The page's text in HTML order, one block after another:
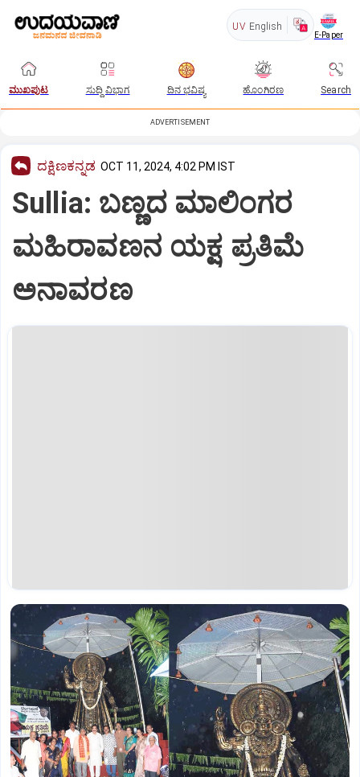
UV English
E-Paper
ಮುಖಪುಟ ಸುದ್ದಿ ವಿಭಾಗ ದಿನ ಭವಿಷ್ಯ ಹೊಂಗಿರಣ Search
ADVERTISEMENT
ದಕ್ಷಿಣಕನ್ನಡ OCT 11, 2024, 4:02 PM IST
Sullia: ಬಣ್ಣದ ಮಾಲಿಂಗರ
ಮಹಿರಾವಣನ ಯಕ್ಷ ಪ್ರತಿಮೆ
ಅನಾವರಣ